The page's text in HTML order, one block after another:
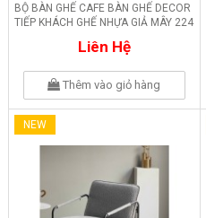
BỘ BÀN GHẾ CAFE BÀN GHẾ DECOR
TIẾP KHÁCH GHẾ NHỰA GIẢ MÂY 224
Liên Hệ
Thêm vào giỏ hàng
NEW